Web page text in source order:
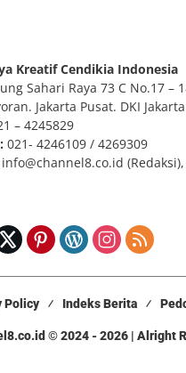
Kreatif Cendikia Indonesia
Sahari Raya 73 C No.17 –
Jakarta Pusat. DKI
– 4245829
021- 4246109 / 4269309
info@channel8.co.id (Redaksi),
Policy Indeks Berita
© 2024 - 2026 | Alright